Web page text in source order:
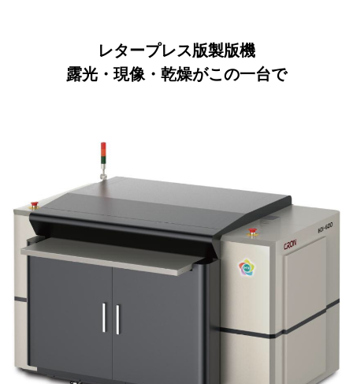
レタープレス版製版機
露光・現像・乾燥がこの一台で